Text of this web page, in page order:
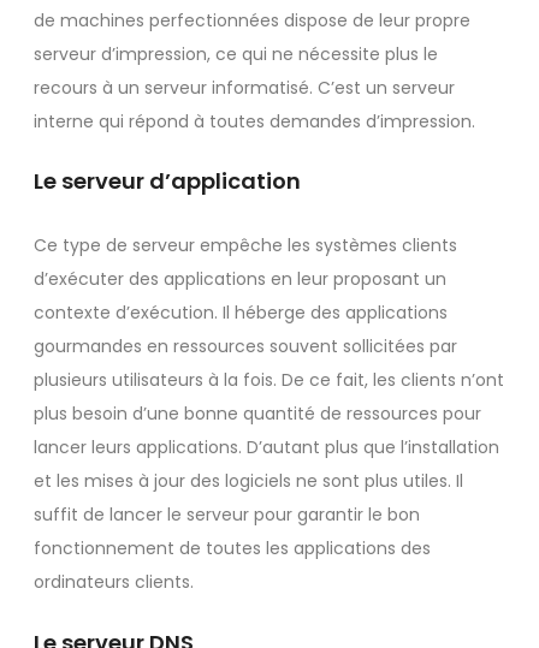
de machines perfectionnées dispose de leur propre
serveur d’impression, ce qui ne nécessite plus le
recours à un serveur informatisé. C’est un serveur
interne qui répond à toutes demandes d’impression.
Le serveur d’application
Ce type de serveur empêche les systèmes clients
d’exécuter des applications en leur proposant un
contexte d’exécution. Il héberge des applications
gourmandes en ressources souvent sollicitées par
plusieurs utilisateurs à la fois. De ce fait, les clients n’ont
plus besoin d’une bonne quantité de ressources pour
lancer leurs applications. D’autant plus que l’installation
et les mises à jour des logiciels ne sont plus utiles. Il
suffit de lancer le serveur pour garantir le bon
fonctionnement de toutes les applications des
ordinateurs clients.